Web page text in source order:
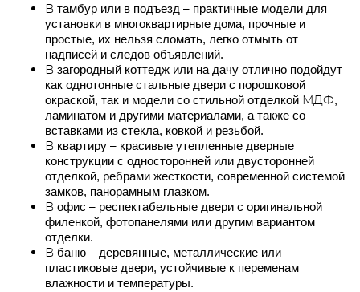
В тамбур или в подъезд – практичные модели для
установки в многоквартирные дома, прочные и
простые, их нельзя сломать, легко отмыть от
надписей и следов объявлений.
В загородный коттедж или на дачу отлично подойдут
как однотонные стальные двери с порошковой
окраской, так и модели со стильной отделкой МДФ,
ламинатом и другими материалами, а также со
вставками из стекла, ковкой и резьбой.
В квартиру – красивые утепленные дверные
конструкции с односторонней или двусторонней
отделкой, ребрами жесткости, современной системой
замков, панорамным глазком.
В офис – респектабельные двери с оригинальной
филенкой, фотопанелями или другим вариантом
отделки.
В баню – деревянные, металлические или
пластиковые двери, устойчивые к переменам
влажности и температуры.